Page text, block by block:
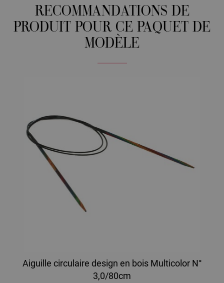
RECOMMANDATIONS DE
PRODUIT POUR CE PAQUET DE
MODÈLE
Aiguille circulaire design en bois Multicolor N°
3,0/80cm